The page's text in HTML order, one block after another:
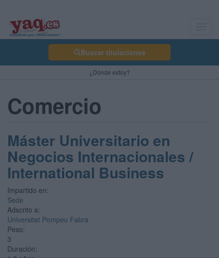
Buscar titulaciones
¿Dónde estoy?
Comercio
Máster Universitario en
Negocios Internacionales /
International Business
Impartido en:
Sede
Adscrito a:
Universitat Pompeu Fabra
Peso:
3
Duración: